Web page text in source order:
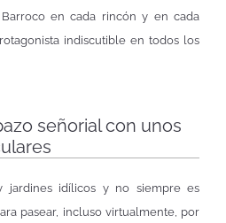
en cada rincón y en cada
indiscutible en todos los
señorial con unos
jardines idílicos y no siempre es
pasear, incluso virtualmente, por